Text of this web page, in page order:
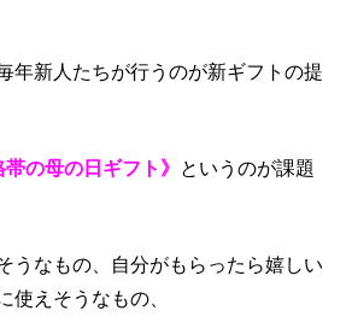
年新人たちが行うのが新ギフトの提
帯の母の日ギフト》 というのが課題
うなもの、自分がもらったら嬉しい
使えそうなもの、